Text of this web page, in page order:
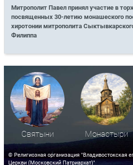
Митрополит Павел принял участие в
посвященных 30-летию монашеского
хиротонии митрополита
Филиппа
Святыни Монастыри
© Религиозная организация "Владивостокская
Церкви (Московский Патриархат)"